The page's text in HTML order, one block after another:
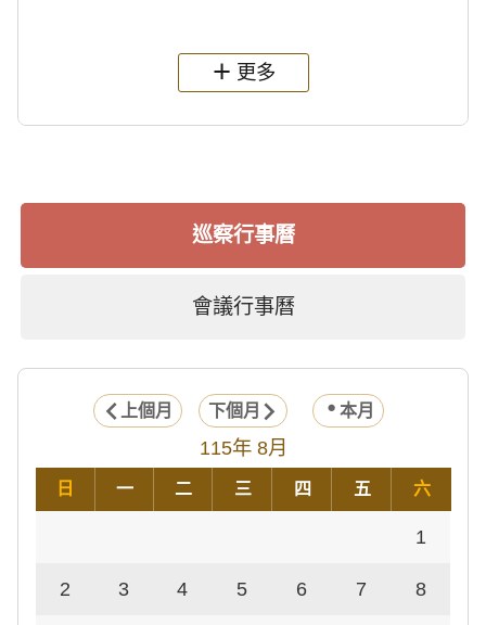
過世後，總統府於89年間函請其家屬
繼續留住
更多
巡察行事曆
會議行事曆
上個月 下個月 本月
115年 8月
日 一 二 三 四 五 六
1
2 3 4 5 6 7 8